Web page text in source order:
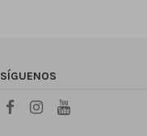
SÍGUENOS